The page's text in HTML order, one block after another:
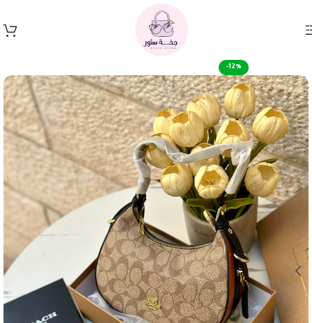
Skip to main content
-12%